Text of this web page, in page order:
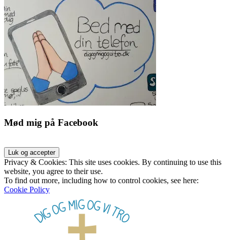
Mød mig på Facebook
Privacy & Cookies: This site uses cookies. By continuing to use this
website, you agree to their use.
To find out more, including how to control cookies, see here:
Cookie Policy